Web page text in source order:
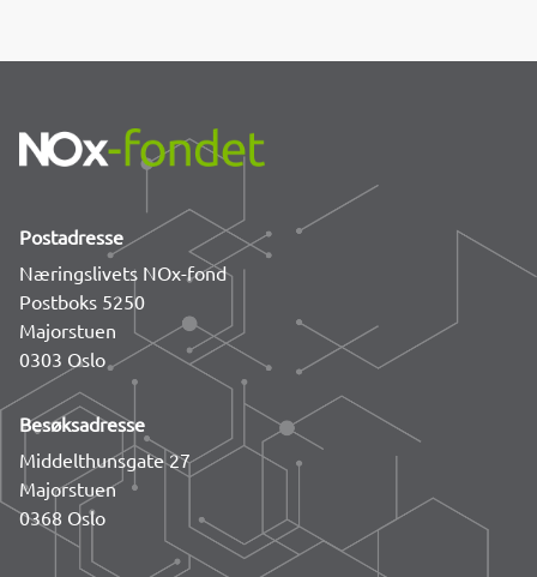
Postadresse
Næringslivets NOx-fond
Postboks 5250
Majorstuen
0303 Oslo
Besøksadresse
Middelthunsgate 27
Majorstuen
0368 Oslo